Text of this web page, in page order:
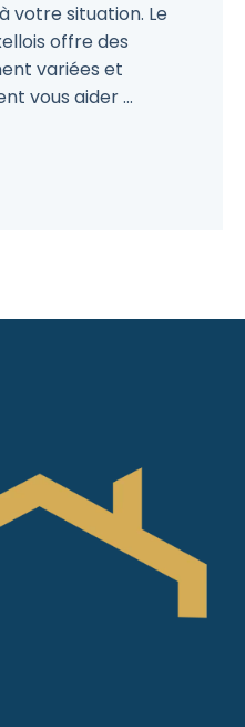
votre situation. Le
offre des
variées et
vous aider ...